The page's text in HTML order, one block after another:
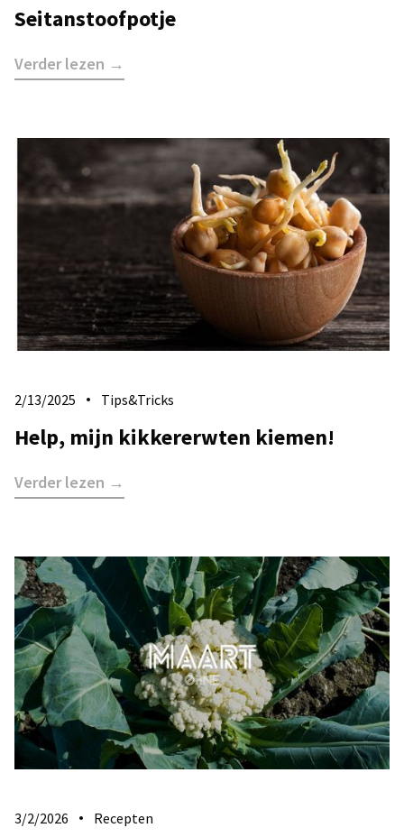
Seitanstoofpotje
Verder lezen →
2/13/2025 Tips&Tricks
Help, mijn kikkererwten kiemen!
Verder lezen →
3/2/2026 Recepten